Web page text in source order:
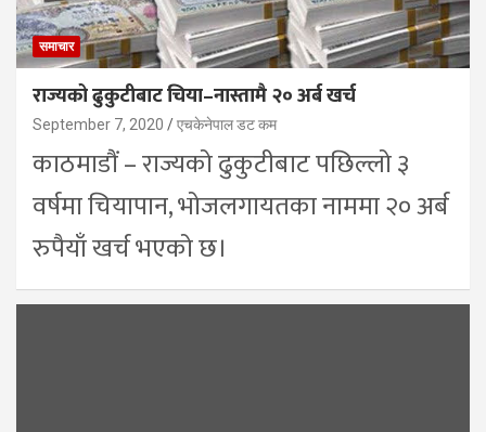
समाचार
राज्यको ढुकुटीबाट चिया–नास्तामै २० अर्ब खर्च
September 7, 2020 एचकेनेपाल डट कम
काठमाडौं – राज्यको ढुकुटीबाट पछिल्लो ३
वर्षमा चियापान, भोजलगायतका नाममा २० अर्ब
रुपैयाँ खर्च भएको छ।